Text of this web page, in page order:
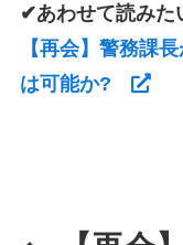
✔あわせて読みた
【再会】警務課
は可能か?